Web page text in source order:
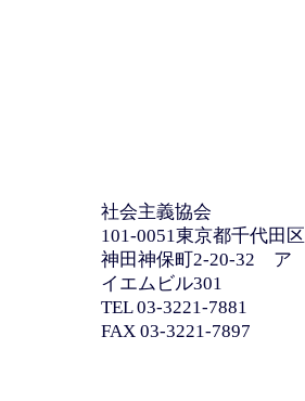
社会主義協会
101-0051東京都千代田区
神田神保町2-20-32 ア
イエムビル301
TEL 03-3221-7881
FAX 03-3221-7897